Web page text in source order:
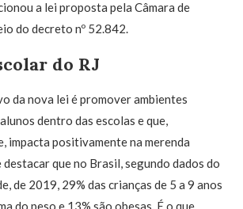
a lei proposta pela Câmara de
do decreto nº 52.842.
do RJ
da nova lei é promover ambientes
dentro das escolas e que,
impacta positivamente na merenda
destacar que no Brasil, segundo dados do
de 2019, 29% das crianças de 5 a 9 anos
do peso e 13% são obesas. É o que